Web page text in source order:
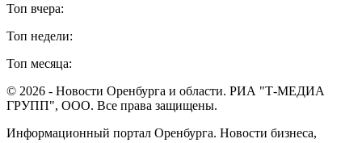
Топ вчера:
Топ недели:
Топ месяца:
© 2026 - Новости Оренбурга и области. РИА "Т-МЕДИА
ГРУПП", ООО. Все права защищены.
Информационный портал Оренбурга. Новости бизнеса,